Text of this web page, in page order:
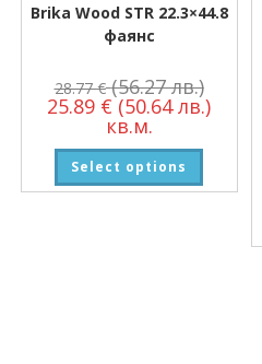
Brika Wood STR 22.3×44.8
фаянс
28.77€ (56.27 лв.)
25.89 € (50.64 лв.)
кв.м.
Select options